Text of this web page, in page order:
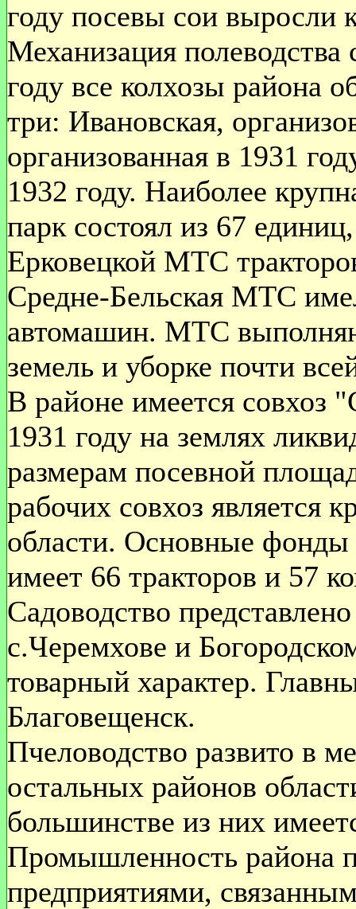
году посевы сои выросли
Механизация
году все колхозы района
три: Ивановская,
организованная в 1931
1932 году. Наиболее
парк состоял из 67
Ерковецкой МТС
Средне-Бельская МТС
автомашин. МТС
земель и уборке почти
В районе имеется совхоз
1931 году на землях
размерам посевной
рабочих совхоз является
области. Основные фонды
имеет 66 тракторов и 57
Садоводство
с.Черемхове и
товарный характер.
Благовещенск.
Пчеловодство развито в
остальных районов
большинстве из них
Промышленность района
предприятиями,